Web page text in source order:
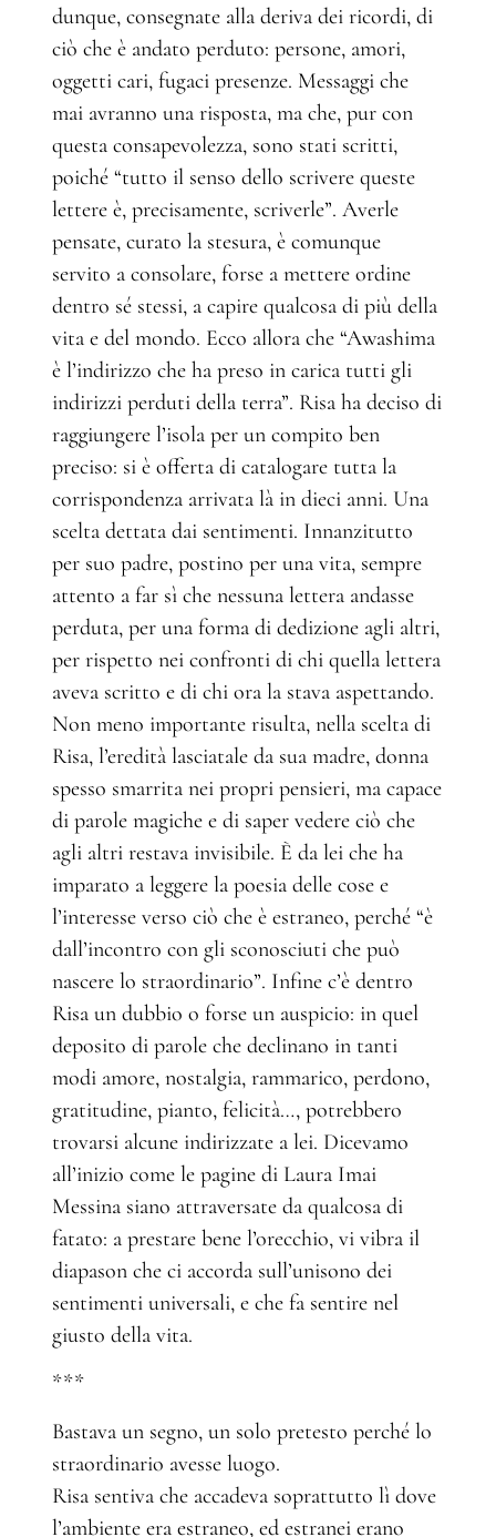
dunque, consegnate alla deriva dei ricordi, di
ciò che è andato perduto: persone, amori,
oggetti cari, fugaci presenze. Messaggi che
mai avranno una risposta, ma che, pur con
questa consapevolezza, sono stati scritti,
poiché “tutto il senso dello scrivere queste
lettere è, precisamente, scriverle”. Averle
pensate, curato la stesura, è comunque
servito a consolare, forse a mettere ordine
dentro sé stessi, a capire qualcosa di più della
vita e del mondo. Ecco allora che “Awashima
è l’indirizzo che ha preso in carica tutti gli
indirizzi perduti della terra”. Risa ha deciso di
raggiungere l’isola per un compito ben
preciso: si è offerta di catalogare tutta la
corrispondenza arrivata là in dieci anni. Una
scelta dettata dai sentimenti. Innanzitutto
per suo padre, postino per una vita, sempre
attento a far sì che nessuna lettera andasse
perduta, per una forma di dedizione agli altri,
per rispetto nei confronti di chi quella lettera
aveva scritto e di chi ora la stava aspettando.
Non meno importante risulta, nella scelta di
Risa, l’eredità lasciatale da sua madre, donna
spesso smarrita nei propri pensieri, ma capace
di parole magiche e di saper vedere ciò che
agli altri restava invisibile. È da lei che ha
imparato a leggere la poesia delle cose e
l’interesse verso ciò che è estraneo, perché “è
dall’incontro con gli sconosciuti che può
nascere lo straordinario”. Infine c’è dentro
Risa un dubbio o forse un auspicio: in quel
deposito di parole che declinano in tanti
modi amore, nostalgia, rammarico, perdono,
gratitudine, pianto, felicità…, potrebbero
trovarsi alcune indirizzate a lei. Dicevamo
all’inizio come le pagine di Laura Imai
Messina siano attraversate da qualcosa di
fatato: a prestare bene l’orecchio, vi vibra il
diapason che ci accorda sull’unisono dei
sentimenti universali, e che fa sentire nel
giusto della vita.
***
Bastava un segno, un solo pretesto perché lo
straordinario avesse luogo.
Risa sentiva che accadeva soprattutto lì dove
l’ambiente era estraneo, ed estranei erano